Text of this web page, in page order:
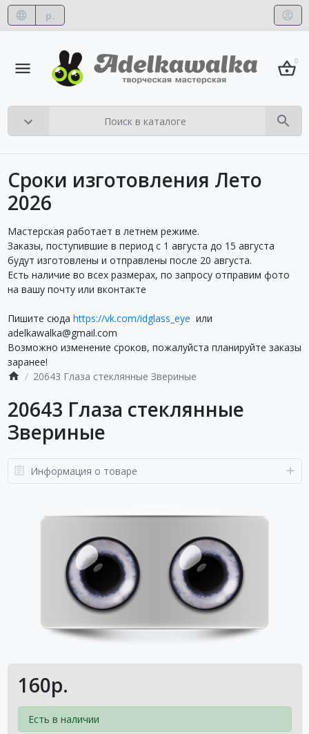
р.
0
Сроки изготовления Лето
2026
Мастерская работает в летнем режиме.
Заказы, поступившие в период с 1 августа до 15 августа
будут изготовлены и отправлены после 20 августа.
Есть наличие во всех размерах, по запросу отправим фото
на вашу почту или вконтакте
Пишите сюда https://vk.com/idglass_eye или
adelkawalka@gmail.com
Возможно изменение сроков, пожалуйста планируйте заказы
заранее!
20643 Глаза стеклянные Звериные
20643 Глаза стеклянные
Звериные
Информация о товаре
160р.
Есть в наличии